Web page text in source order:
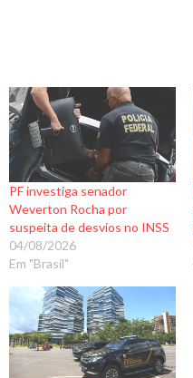
PF investiga senador
Weverton Rocha por
suspeita de desvios no INSS
04/08/2026
Em "Brasil"